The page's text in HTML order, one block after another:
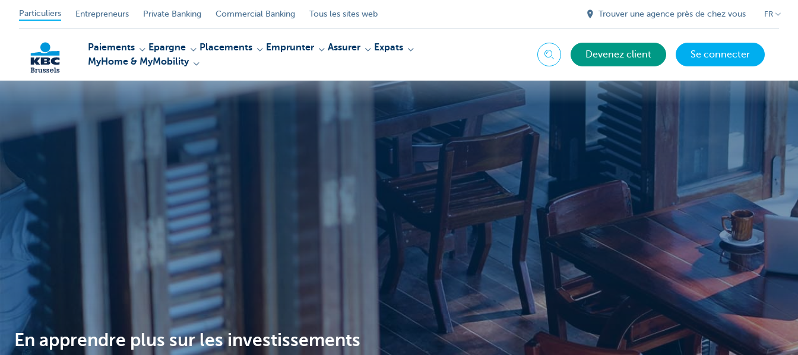
Particuliers Entrepreneurs Private Banking Commercial Banking Tous les sites web Trouver une agence près de chez vous FR
Brussels
Paiements Epargne Placements Emprunter Assurer
Expats
MyHome & MyMobility
ChercherDevenez client Se connecter
En apprendre plus sur les investissements